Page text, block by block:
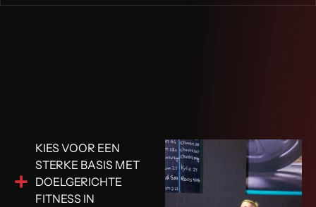
KIES VOOR EEN
STERKE BASIS MET
DOELGERICHTE
FITNESS IN